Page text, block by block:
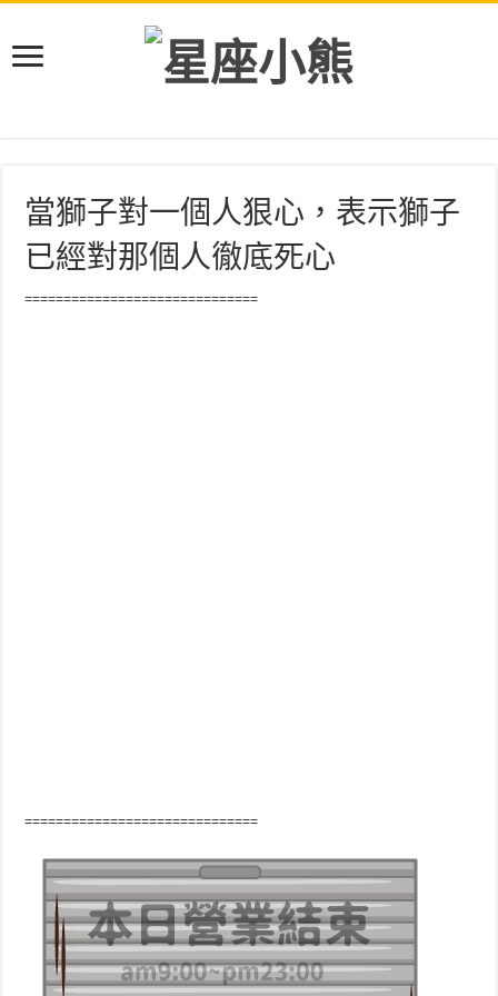
當獅子對一個人狠心，表示獅子
已經對那個人徹底死心
==============================
==============================